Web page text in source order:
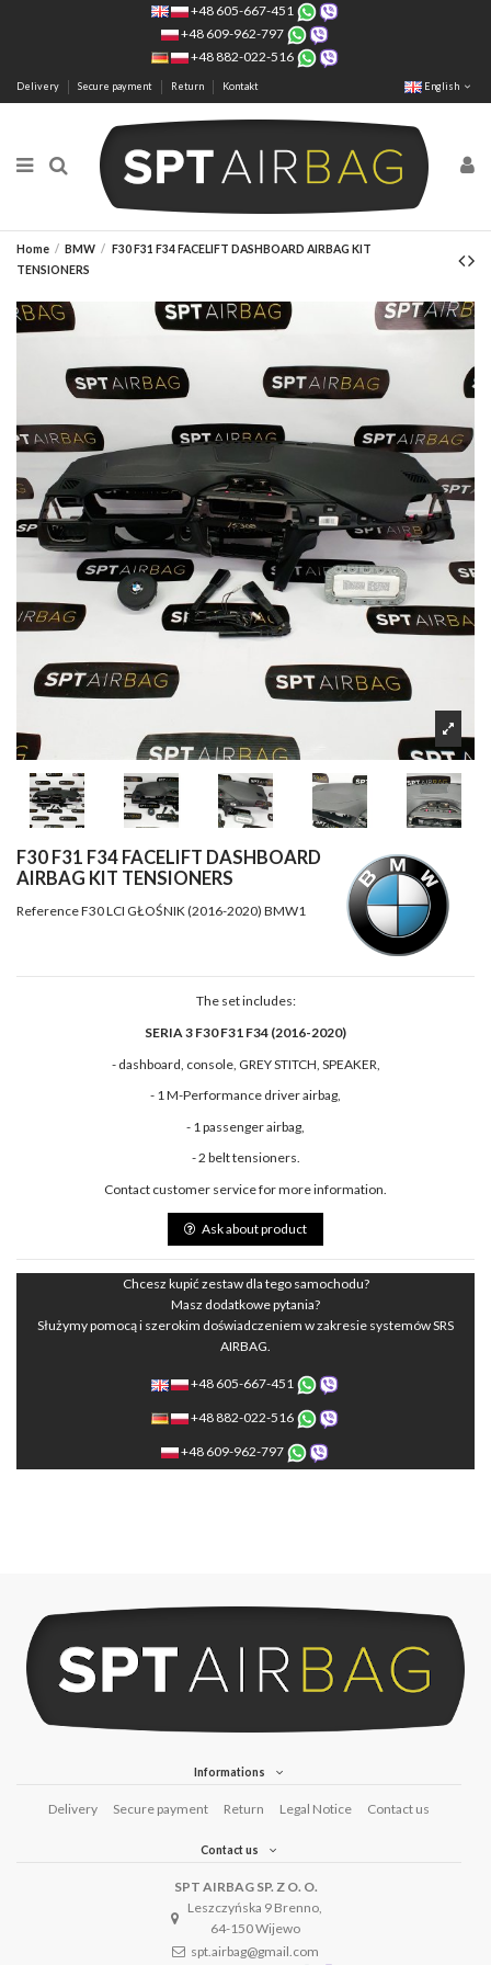
+48 605-667-451
+48 609-962-797
+48 882-022-516
Delivery Secure payment Return Kontakt English
Home BMW
F30 F31 F34 FACELIFT DASHBOARD AIRBAG KIT
TENSIONERS
F30 F31 F34 FACELIFT DASHBOARD
AIRBAG KIT TENSIONERS
ReferenceF30 LCI GŁOŚNIK (2016-2020) BMW1
The set includes:
SERIA 3 F30 F31 F34 (2016-2020)
- dashboard, console, GREY STITCH, SPEAKER,
- 1 M-Performance driver airbag,
- 1 passenger airbag,
- 2 belt tensioners.
Contact customer service for more information.
Ask about product
Chcesz kupić zestaw dla tego samochodu?
Masz dodatkowe pytania?
Służymy pomocą i szerokim doświadczeniem w zakresie systemów SRS
AIRBAG.
+48 605-667-451
+48 882-022-516
+48 609-962-797
Informations
Delivery Secure payment Return Legal Notice Contact us
Contact us
SPT AIRBAG SP. Z O. O.
Leszczyńska 9 Brenno,
64-150 Wijewo
spt.airbag@gmail.com